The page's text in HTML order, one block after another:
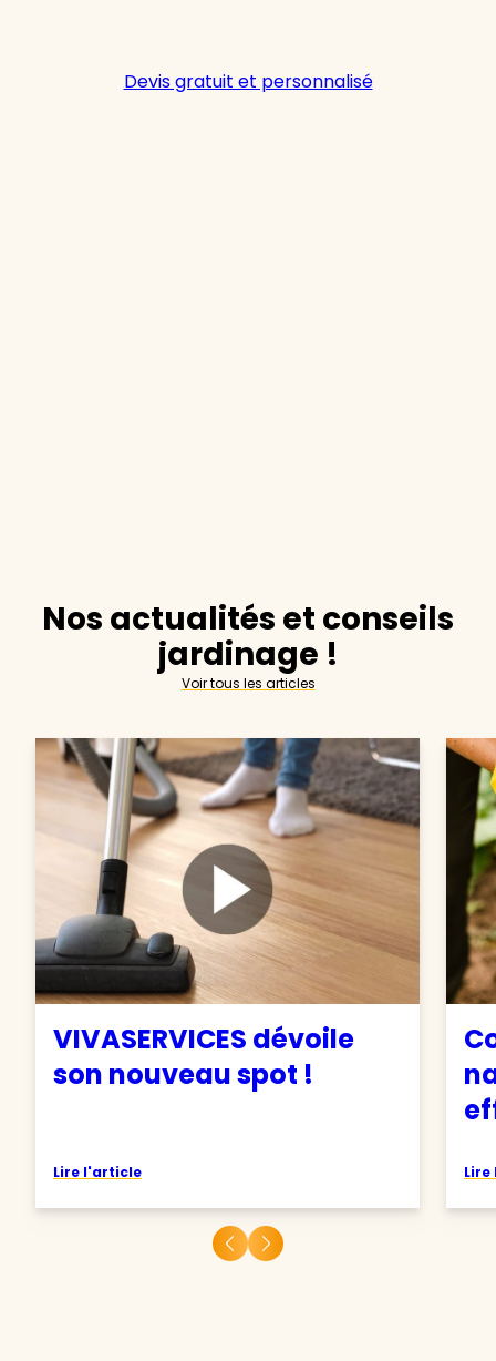
Devis gratuit et personnalisé
Nos actualités et conseils
jardinage !
Voir tous les articles
VIVASERVICES dévoile
son nouveau spot !
Lire l'article